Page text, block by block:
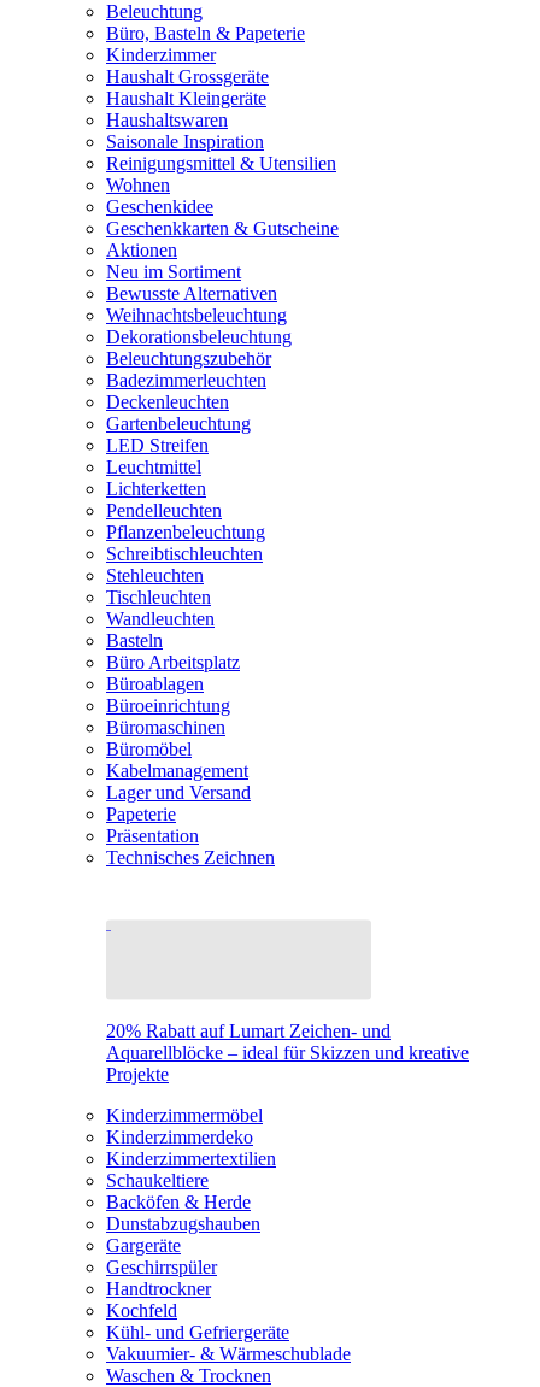
Beleuchtung
Büro, Basteln & Papeterie
Kinderzimmer
Haushalt Grossgeräte
Haushalt Kleingeräte
Haushaltswaren
Saisonale Inspiration
Reinigungsmittel & Utensilien
Wohnen
Geschenkidee
Geschenkkarten & Gutscheine
Aktionen
Neu im Sortiment
Bewusste Alternativen
Weihnachtsbeleuchtung
Dekorationsbeleuchtung
Beleuchtungszubehör
Badezimmerleuchten
Deckenleuchten
Gartenbeleuchtung
LED Streifen
Leuchtmittel
Lichterketten
Pendelleuchten
Pflanzenbeleuchtung
Schreibtischleuchten
Stehleuchten
Tischleuchten
Wandleuchten
Basteln
Büro Arbeitsplatz
Büroablagen
Büroeinrichtung
Büromaschinen
Büromöbel
Kabelmanagement
Lager und Versand
Papeterie
Präsentation
Technisches Zeichnen
20% Rabatt auf Lumart Zeichen- und
Aquarellblöcke – ideal für Skizzen und kreative
Projekte
Kinderzimmermöbel
Kinderzimmerdeko
Kinderzimmertextilien
Schaukeltiere
Backöfen & Herde
Dunstabzugshauben
Gargeräte
Geschirrspüler
Handtrockner
Kochfeld
Kühl- und Gefriergeräte
Vakuumier- & Wärmeschublade
Waschen & Trocknen